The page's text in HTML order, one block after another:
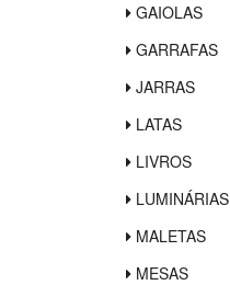
GAIOLAS
GARRAFAS
JARRAS
LATAS
LIVROS
LUMINÁRIAS
MALETAS
MESAS